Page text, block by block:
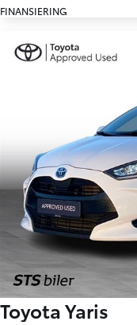
FINANSIERING
Toyota Yaris